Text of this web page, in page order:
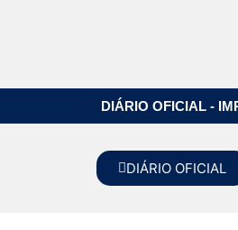
DIÁRIO OFICIAL -
DIÁRIO OFICIAL